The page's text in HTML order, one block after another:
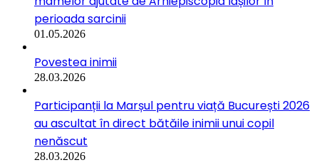
perioada sarcinii
01.05.2026
Povestea inimii
28.03.2026
Participanții la Marșul pentru viață București 2026
au ascultat în direct bătăile inimii unui copil
nenăscut
28.03.2026